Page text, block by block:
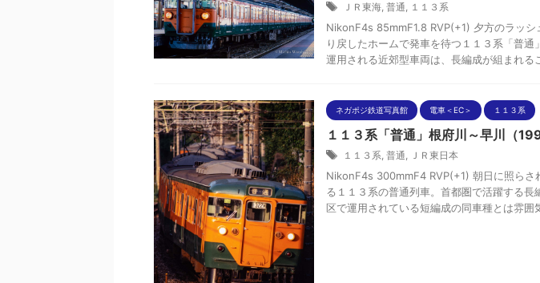
ＪＲ東海, 普通, １１３系
NikonF4s 85mmF1.8 RVP(+1) 夕方のラッシ
り戻したホームで発車を待つ１１３系「普
運用される近郊型車両は、長編成が組まれる
ネガポジ鉄道写真館 電車＜EC＞ １１３系
１１３系「普通」根府川～早川（
１１３系, 普通, ＪＲ東日本
NikonF4s 300mmF4 RVP(+1) 朝日に照らさ
る１１３系の普通列車。首都圏で活躍する長
区で運用されている短編成の同車種とは雰囲